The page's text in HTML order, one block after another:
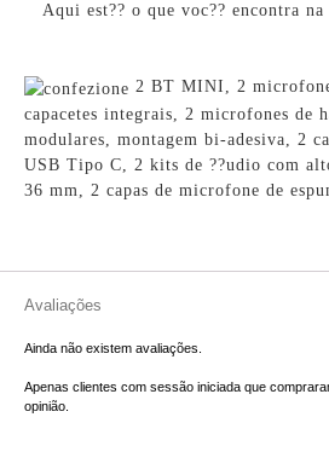
Aqui est?? o que voc?? encontra na
2 BT MINI, 2
capacetes integrais, 2 microfones de
modulares, montagem bi-adesiva, 2
USB Tipo C, 2 kits de ??udio com
36 mm, 2 capas de microfone de
Avaliações
Ainda não existem avaliações.
Apenas clientes com sessão iniciada que
opinião.